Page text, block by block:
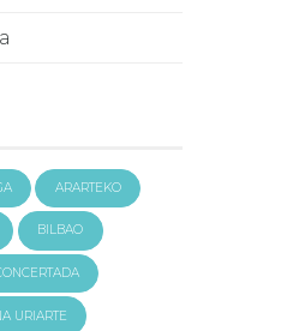
ARARTEKO
BILBAO
URIARTE